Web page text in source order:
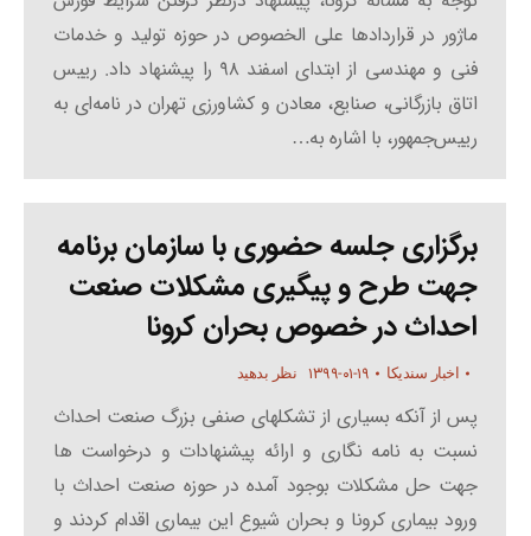
ماژور در قراردادها علی الخصوص در حوزه تولید و خدمات
فنی و مهندسی از ابتدای اسفند ۹۸ را پیشنهاد داد. رییس
اتاق بازرگانی، صنایع، معادن و کشاورزی تهران در نامه‌ای به
رییس‌جمهور، با اشاره به…
برگزاری جلسه حضوری با سازمان برنامه
جهت طرح و پیگیری مشکلات صنعت
احداث در خصوص بحران کرونا
اخبار سندیکا ۱۳۹۹-۰۱-۱۹ نظر بدهید
پس از آنکه بسیاری از تشکلهای صنفی بزرگ صنعت احداث
نسبت به نامه نگاری و ارائه پیشنهادات و درخواست ها
جهت حل مشکلات بوجود آمده در حوزه صنعت احداث با
ورود بیماری کرونا و بحران شیوع این بیماری اقدام کردند و